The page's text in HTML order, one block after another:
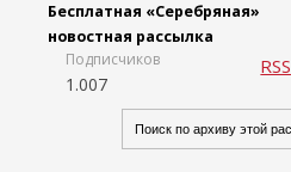
Бесплатная «Серебряная»
новостная рассылка
Подписчиков
1.007
RSS